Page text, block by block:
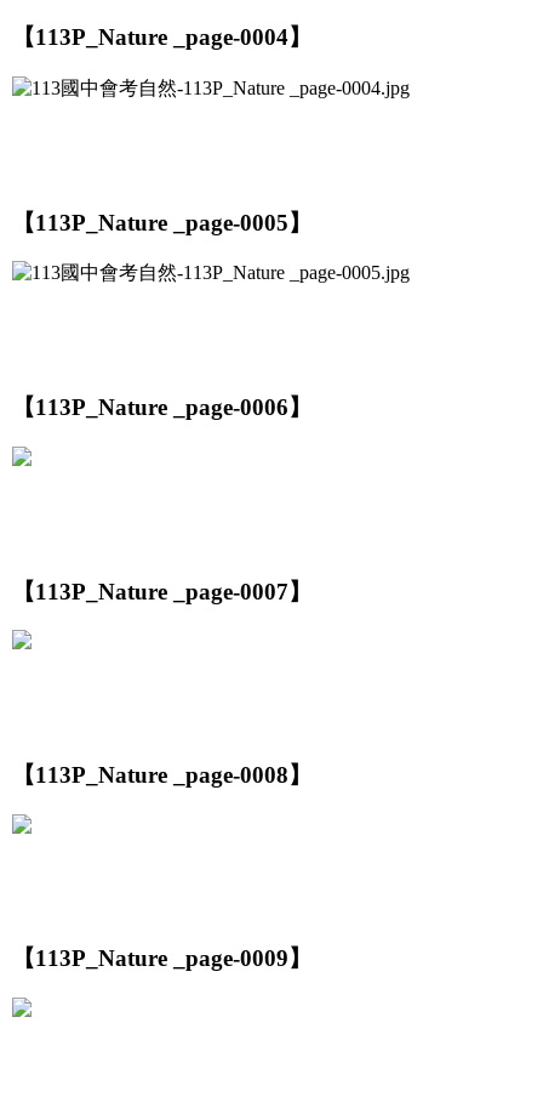
【113P_Nature _page-0004】
【113P_Nature _page-0005】
【113P_Nature _page-0006】
【113P_Nature _page-0007】
【113P_Nature _page-0008】
【113P_Nature _page-0009】